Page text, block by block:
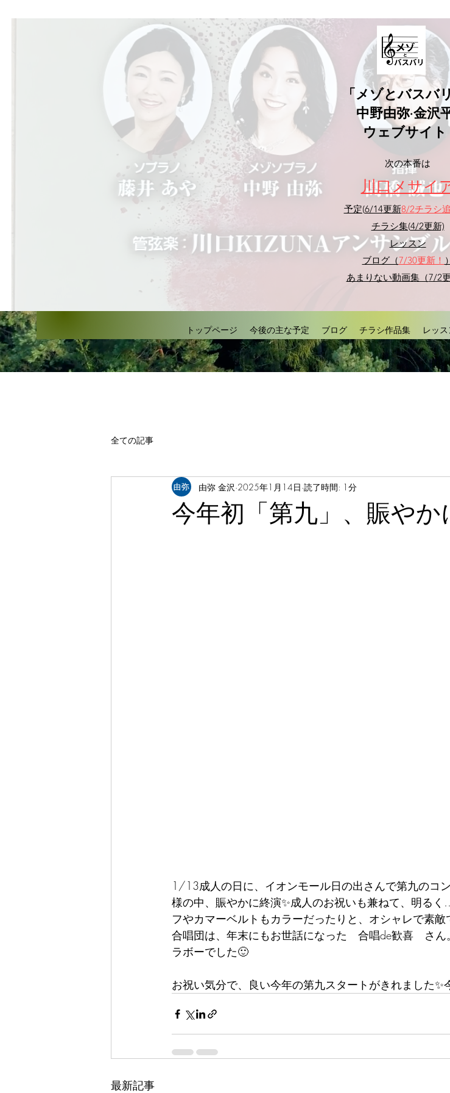
「メゾとバスバ
中野由弥·金沢
ウェブサイト
​次の本番は
川口メサイ
予定(6/14更新8/2チラシ
チラシ集(4/2更新)
レッスン
ブログ（7/30更新！ ）
あまりない動画集（7/2
トップページ 今後の主な予定 ブログ チラシ作品集 レッ
全ての記事
今年初「第九」、賑やか
由弥 金沢 2025年1月14日 読了時間: 1分
1/13成人の日に、イオンモール日の出さんで第九のコ
様の中、賑やかに終演✨成人のお祝いも兼ねて、明る
フやカマーベルトもカラーだったりと、オシャレで素敵
合唱団は、年末にもお世話になった　合唱de歓喜　さ
ラボーでした🙂
お祝い気分で、良い今年の第九スタートがきれました✨
最新記事